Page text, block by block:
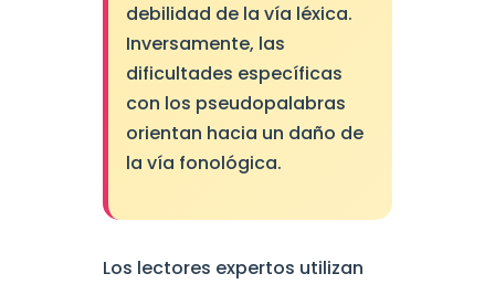
debilidad de la vía léxica.
Inversamente, las
dificultades específicas
con los pseudopalabras
orientan hacia un daño de
la vía fonológica.
Los lectores expertos utilizan